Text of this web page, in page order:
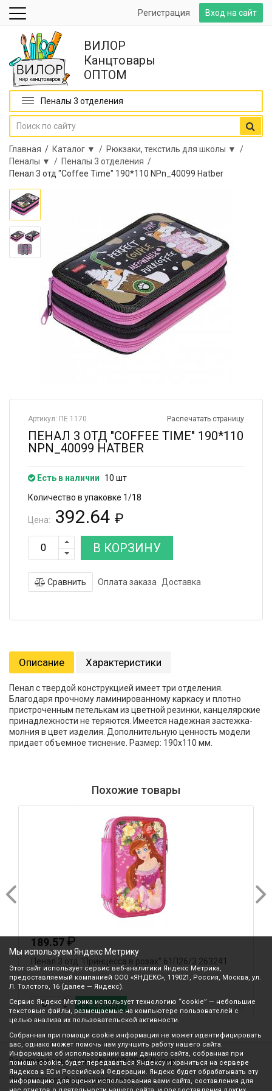
Вход на сайт
Регистрация
ВИЛОР
Канцтовары
ОПТОМ
Пеналы 3 отделения
Главная / Каталог ▼ / Рюкзаки, текстиль для школы ▼ /
Пеналы ▼ / Пеналы 3 отделения /
Пенал 3 отд "Coffee Time" 190*110 NPn_40099 Hatber
Распечатать страницу
Артикул: ПЕ 1170
ПЕНАЛ 3 ОТД "COFFEE TIME" 190*110
NPN_40099 HATBER
Есть в наличии
10 шт
Количество в упаковке 1/18
Цена: 392.64 ₽
В КОРЗИНУ
Сравнить Оплата заказа Доставка
Описание Характеристики
Пенал с твердой конструкцией имеет три отделения.
Благодаря прочному ламинированному каркасу и плотно
пристроченным петелькам из цветной резинки, канцелярские
принадлежности не теряются. Имеется надежная застежка-
молния в цвет изделия. Дополнительную ценность модели
придает объемное тиснение. Размер: 190х110 мм.
Похожие товары
189.57₽
Пенал 3 отд "Принцесса в розах" 61П26/3 263241
В корзину
Все права защищены © 2003-2026 Вилор
Политика конфиденциальности
Мы используем Яндекс Метрику
Этот сайт использует сервис веб-аналитики Яндекс Метрика,
предоставляемый компанией ООО «ЯНДЕКС», 119021, Россия, Москва, ул.
Л. Толстого, 16 (далее — Яндекс).
Сервис Яндекс Метрика использует технологию “cookie” — небольшие
текстовые файлы, размещаемые на компьютере пользователей с
целью анализа их пользовательской активности.
Собранная при помощи cookie информация не может идентифицировать
вас, однако может помочь нам улучшить работу нашего сайта.
Информация об использовании вами данного сайта, собранная при
помощи cookie, будет передаваться Яндексу и храниться на сервере
Яндекса в ЕС и Российской Федерации. Яндекс будет обрабатывать эту
информацию для оценки использования вами сайта, составления для